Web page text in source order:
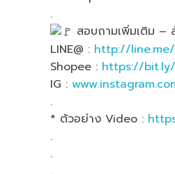
.
สอบถามเพิ่มเติม –
LINE@ : http://
Shopee : https://
IG :
.
* ตัวอย่าง Video :
.
.